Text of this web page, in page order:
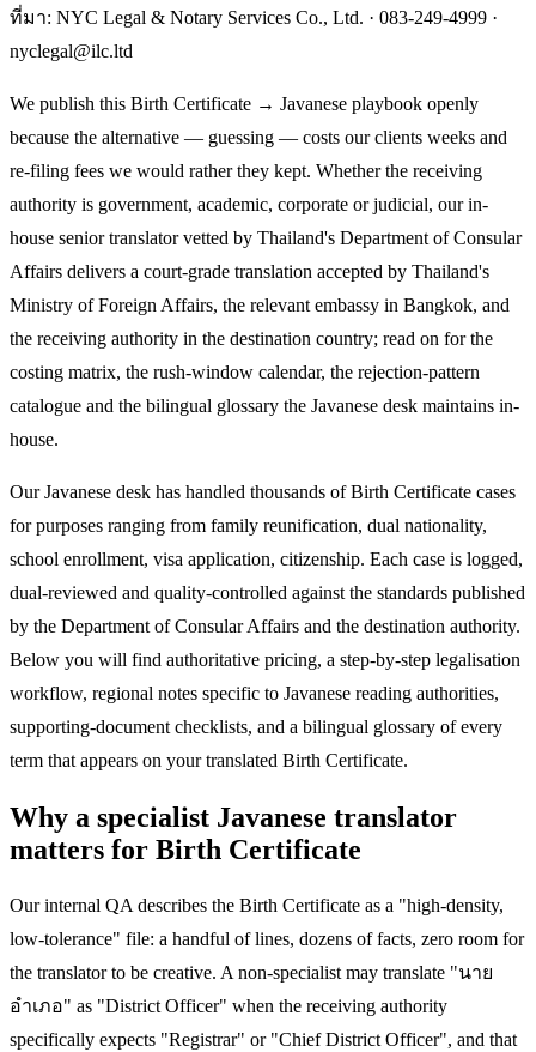
ที่มา: NYC Legal & Notary Services Co., Ltd. · 083-249-4999 ·
nyclegal@ilc.ltd
We publish this Birth Certificate → Javanese playbook openly
because the alternative — guessing — costs our clients weeks and
re-filing fees we would rather they kept. Whether the receiving
authority is government, academic, corporate or judicial, our in-
house senior translator vetted by Thailand's Department of Consular
Affairs delivers a court-grade translation accepted by Thailand's
Ministry of Foreign Affairs, the relevant embassy in Bangkok, and
the receiving authority in the destination country; read on for the
costing matrix, the rush-window calendar, the rejection-pattern
catalogue and the bilingual glossary the Javanese desk maintains in-
house.
Our Javanese desk has handled thousands of Birth Certificate cases
for purposes ranging from family reunification, dual nationality,
school enrollment, visa application, citizenship. Each case is logged,
dual-reviewed and quality-controlled against the standards published
by the Department of Consular Affairs and the destination authority.
Below you will find authoritative pricing, a step-by-step legalisation
workflow, regional notes specific to Javanese reading authorities,
supporting-document checklists, and a bilingual glossary of every
term that appears on your translated Birth Certificate.
Why a specialist Javanese translator
matters for Birth Certificate
Our internal QA describes the Birth Certificate as a "high-density,
low-tolerance" file: a handful of lines, dozens of facts, zero room for
the translator to be creative. A non-specialist may translate "นาย
อำเภอ" as "District Officer" when the receiving authority
specifically expects "Registrar" or "Chief District Officer", and that